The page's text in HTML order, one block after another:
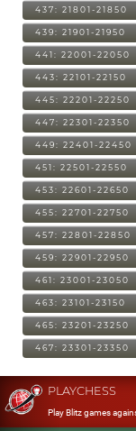
437: 21801-21850
439: 21901-21950
441: 22001-22050
443: 22101-22150
445: 22201-22250
447: 22301-22350
449: 22401-22450
451: 22501-22550
453: 22601-22650
455: 22701-22750
457: 22801-22850
459: 22901-22950
461: 23001-23050
463: 23101-23150
465: 23201-23250
467: 23301-23350
PLAYCHESS
Play Blitz games